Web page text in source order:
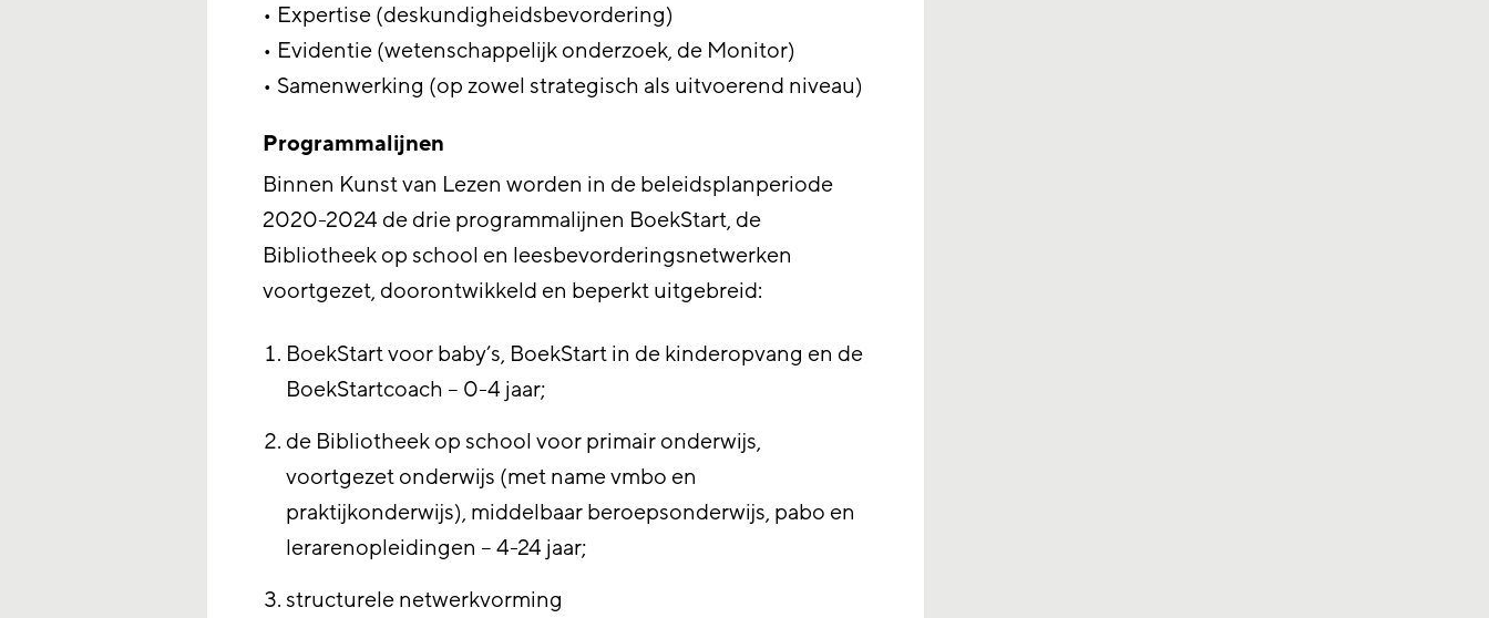
• Expertise (deskundigheidsbevordering)
• Evidentie (wetenschappelijk onderzoek, de Monitor)
• Samenwerking (op zowel strategisch als uitvoerend niveau)
Programmalijnen
Binnen Kunst van Lezen worden in de beleidsplanperiode
2020-2024 de drie programmalijnen BoekStart, de
Bibliotheek op school en leesbevorderingsnetwerken
voortgezet, doorontwikkeld en beperkt uitgebreid:
BoekStart voor baby’s, BoekStart in de kinderopvang en de
BoekStartcoach – 0-4 jaar;
de Bibliotheek op school voor primair onderwijs,
voortgezet onderwijs (met name vmbo en
praktijkonderwijs), middelbaar beroepsonderwijs, pabo en
lerarenopleidingen – 4-24 jaar;
structurele netwerkvorming